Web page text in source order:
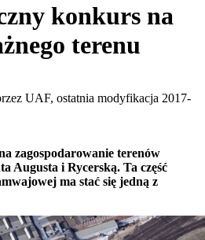
konkurs na
terenu
UAF, ostatnia modyfikacja 2017-
zagospodarowanie terenów
Augusta i Rycerską. Ta część
ma stać się jedną z